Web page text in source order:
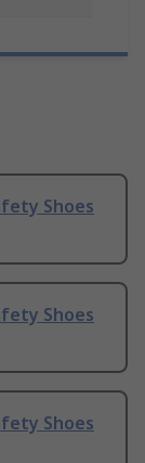
Shoes
Shoes
Shoes